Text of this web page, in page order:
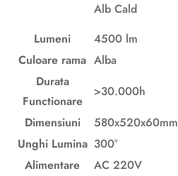
Alb Cald
Lumeni
4500 lm
Culoare rama Alba
Durata
Functionare
>30.000h
Dimensiuni
580x520x60mm
Unghi Lumina 300°
Alimentare
AC 220V